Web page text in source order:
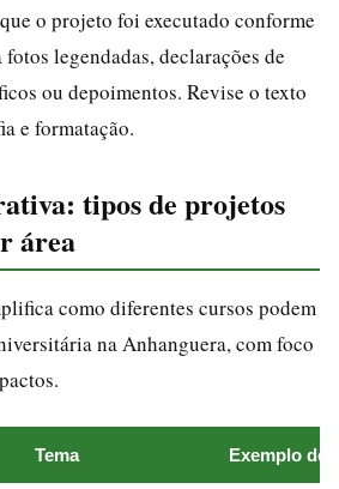
o projeto foi executado conforme
legendadas, declarações de
ou depoimentos. Revise o texto
e formatação.
tipos de projetos
área
como diferentes cursos podem
na Anhanguera, com foco
Tema Exemplo de